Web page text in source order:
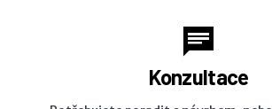
Konzultace